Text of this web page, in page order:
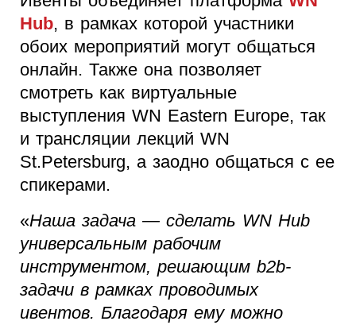
Hub, в рамках которой участники
обоих мероприятий могут общаться
онлайн. Также она позволяет
смотреть как виртуальные
выступления WN Eastern Europe, так
и трансляции лекций WN
St.Petersburg, а заодно общаться с ее
спикерами.
«Наша задача — сделать WN Hub
универсальным рабочим
инструментом, решающим b2b-
задачи в рамках проводимых
ивентов. Благодаря ему можно